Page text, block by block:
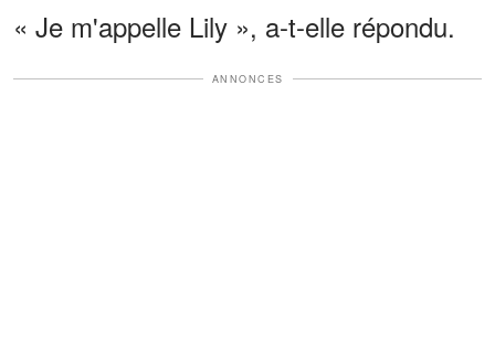
« Je m'appelle Lily », a-t-elle répondu.
ANNONCES